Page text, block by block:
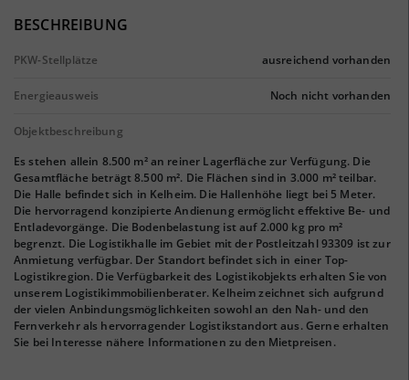
BESCHREIBUNG
PKW-Stellplätze ausreichend vorhanden
Energieausweis Noch nicht vorhanden
Objektbeschreibung
Es stehen allein 8.500 m² an reiner Lagerfläche zur Verfügung. Die
Gesamtfläche beträgt 8.500 m². Die Flächen sind in 3.000 m² teilbar.
Die Halle befindet sich in Kelheim. Die Hallenhöhe liegt bei 5 Meter.
Die hervorragend konzipierte Andienung ermöglicht effektive Be- und
Entladevorgänge. Die Bodenbelastung ist auf 2.000 kg pro m²
begrenzt. Die Logistikhalle im Gebiet mit der Postleitzahl 93309 ist zur
Anmietung verfügbar. Der Standort befindet sich in einer Top-
Logistikregion. Die Verfügbarkeit des Logistikobjekts erhalten Sie von
unserem Logistikimmobilienberater. Kelheim zeichnet sich aufgrund
der vielen Anbindungsmöglichkeiten sowohl an den Nah- und den
Fernverkehr als hervorragender Logistikstandort aus. Gerne erhalten
Sie bei Interesse nähere Informationen zu den Mietpreisen.